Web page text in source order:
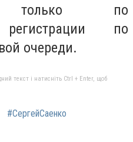
только по
регистрации по
очереди.
текст і натисніть Ctrl + Enter, щоб
#СергейСаенко